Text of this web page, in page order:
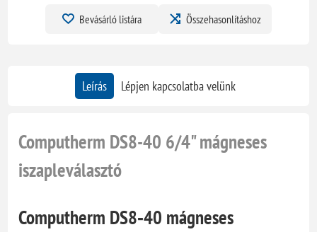
Bevásárló listára Összehasonlításhoz
Leírás Lépjen kapcsolatba velünk
Computherm DS8-40 6/4" mágneses
iszapleválasztó
Computherm DS8‑40 mágneses